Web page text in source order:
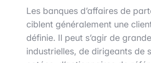
Les banques d’affaires de
ciblent généralement une
définie. Il peut s’agir de
industrielles, de dirigeants de